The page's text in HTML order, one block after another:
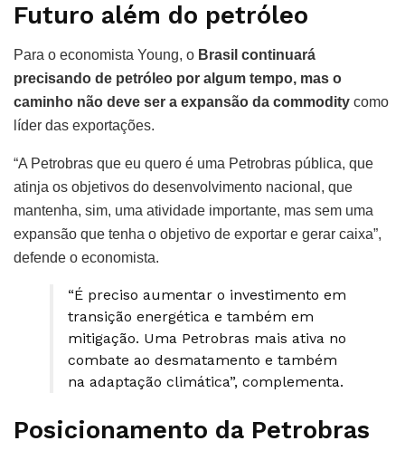
Futuro além do petróleo
Para o economista Young, o Brasil continuará
precisando de petróleo por algum tempo, mas o
caminho não deve ser a expansão da commodity como
líder das exportações.
“A Petrobras que eu quero é uma Petrobras pública, que
atinja os objetivos do desenvolvimento nacional, que
mantenha, sim, uma atividade importante, mas sem uma
expansão que tenha o objetivo de exportar e gerar caixa”,
defende o economista.
“É preciso aumentar o investimento em
transição energética e também em
mitigação. Uma Petrobras mais ativa no
combate ao desmatamento e também
na adaptação climática”, complementa.
Posicionamento da Petrobras